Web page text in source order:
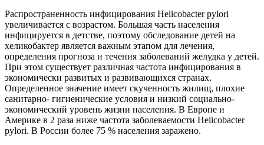
Распространенность инфицирования Helicobacter pylori
увеличивается с возрастом. Большая часть населения
инфицируется в детстве, поэтому обследование детей на
хеликобактер является важным этапом для лечения,
определения прогноза и течения заболеваний желудка у детей.
При этом существует различная частота инфицирования в
экономически развитых и развивающихся странах.
Определенное значение имеет скученность жилищ, плохие
санитарно- гигиенические условия и низкий социально-
экономический уровень жизни населения. В Европе и
Америке в 2 раза ниже частота заболеваемости Helicobacter
pylori. В России более 75 % населения заражено.